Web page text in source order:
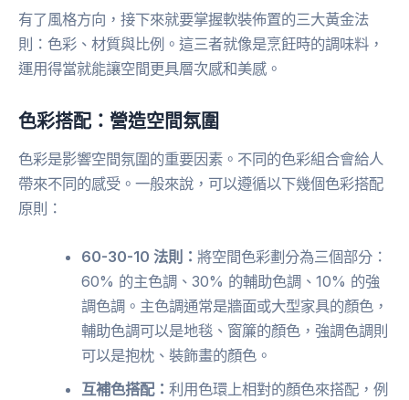
有了風格方向，接下來就要掌握軟裝佈置的三大黃金法
則：色彩、材質與比例。這三者就像是烹飪時的調味料，
運用得當就能讓空間更具層次感和美感。
色彩搭配：營造空間氛圍
色彩是影響空間氛圍的重要因素。不同的色彩組合會給人
帶來不同的感受。一般來說，可以遵循以下幾個色彩搭配
原則：
60-30-10 法則：將空間色彩劃分為三個部分：
60% 的主色調、30% 的輔助色調、10% 的強
調色調。主色調通常是牆面或大型家具的顏色，
輔助色調可以是地毯、窗簾的顏色，強調色調則
可以是抱枕、裝飾畫的顏色。
互補色搭配：利用色環上相對的顏色來搭配，例